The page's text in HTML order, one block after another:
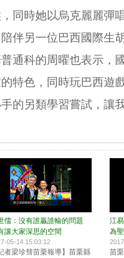
同時她以烏克麗麗彈
伴另一位巴西國際生
通科的周曜也表示，
特色，同時玩巴西遊
的另類學習嘗試，讓
儒：沒有誰贏誰輸的問題
讓大家深思的空間
05-14 15:03:12
者梁珍彗苗栗報導】苗栗縣
江
為
苗